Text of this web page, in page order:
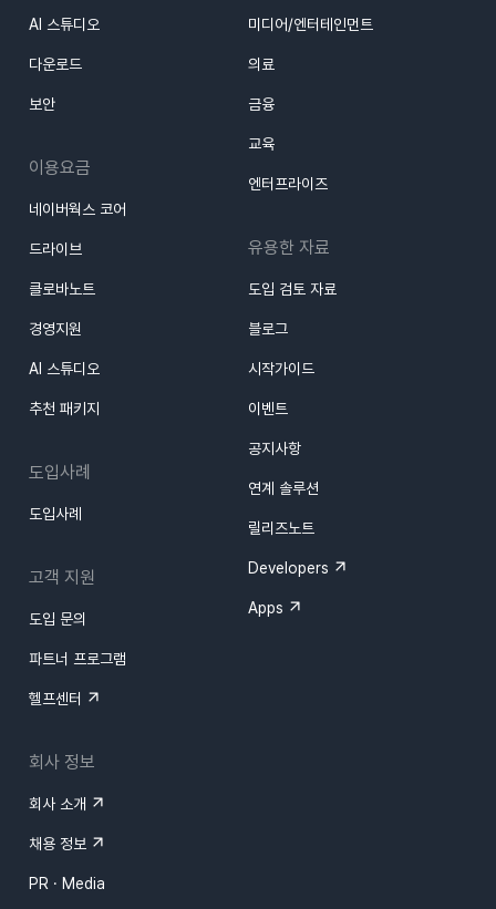
1월17일
AI 스튜디오
다운로드
보안
이용요금
네이버웍스 코어
드라이브
클로바노트
경영지원
AI 스튜디오
추천 패키지
도입사례
도입사례
고객 지원
도입 문의
파트너 프로그램
헬프센터
회사 정보
회사 소개
채용 정보
PR · Media
미디어/엔터테인먼트
의료
금융
교육
엔터프라이즈
유용한 자료
도입 검토 자료
블로그
시작가이드
이벤트
공지사항
연계 솔루션
릴리즈노트
Developers
Apps